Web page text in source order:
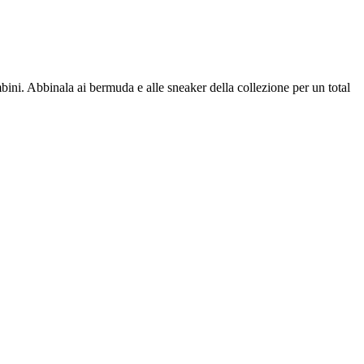
Abbinala ai bermuda e alle sneaker della collezione per un total